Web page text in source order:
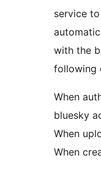
service
with the
following
When
bluesky
When
When